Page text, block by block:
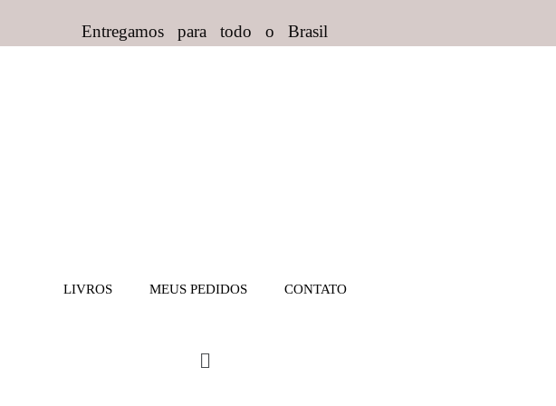
Entregamos para todo o Brasil
LIVROS MEUS PEDIDOS CONTATO